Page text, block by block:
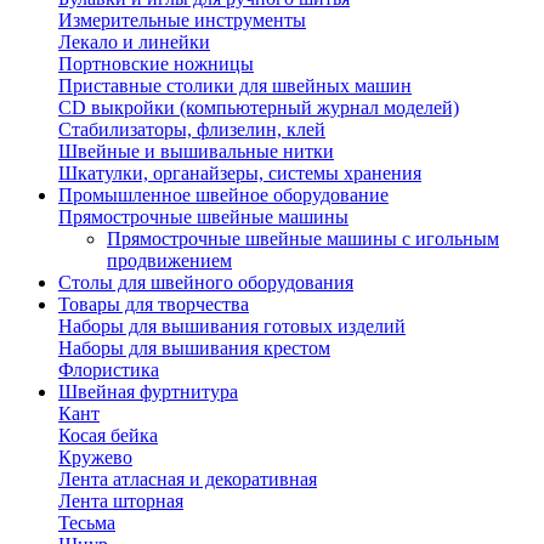
Измерительные инструменты
Лекало и линейки
Портновские ножницы
Приставные столики для швейных машин
СD выкройки (компьютерный журнал моделей)
Стабилизаторы, флизелин, клей
Швейные и вышивальные нитки
Шкатулки, органайзеры, системы хранения
Промышленное швейное оборудование
Прямострочные швейные машины
Прямострочные швейные машины с игольным
продвижением
Столы для швейного оборудования
Товары для творчества
Наборы для вышивания готовых изделий
Наборы для вышивания крестом
Флористика
Швейная фуртнитура
Кант
Косая бейка
Кружево
Лента aтласная и декоративная
Лента шторная
Тесьма